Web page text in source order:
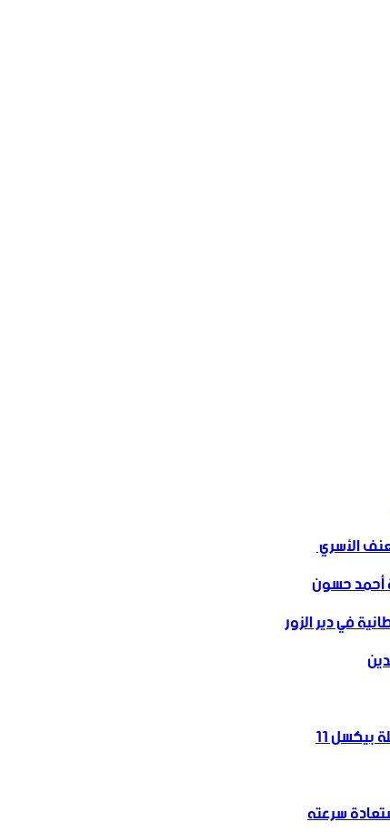
الأسري
أحمد حسون
في دير الزور
11